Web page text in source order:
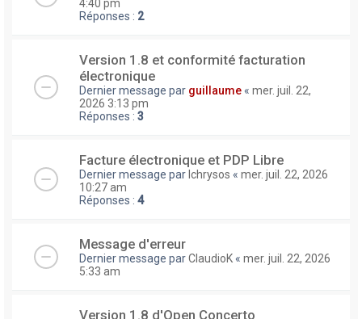
4:40 pm
Réponses : 2
Version 1.8 et conformité facturation
électronique
Dernier message par guillaume « mer. juil. 22,
2026 3:13 pm
Réponses : 3
Facture électronique et PDP Libre
Dernier message par lchrysos « mer. juil. 22, 2026
10:27 am
Réponses : 4
Message d'erreur
Dernier message parClaudioK « mer. juil. 22, 2026
5:33 am
Version 1.8 d'Open Concerto